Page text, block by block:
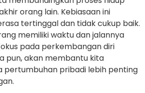
orang lain. Kebiasaan ini
tertinggal dan tidak cukup baik.
memiliki waktu dan jalannya
pada perkembangan diri
pun, akan membantu kita
pertumbuhan pribadi lebih penting